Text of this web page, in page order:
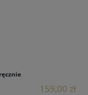
159,00 zł